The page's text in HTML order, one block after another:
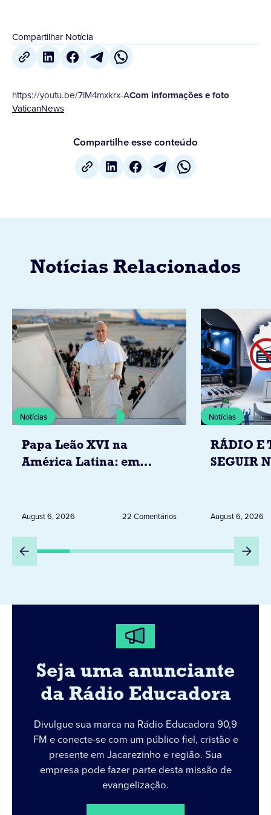
Compartilhar Notícia
https://youtu.be/7lM4mxkrx-ACom informações e foto
VaticanNews
Compartilhe esse conteúdo
Notícias Relacionados
Notícias
Papa Leão XVI na
América Latina: em
Peru
August 6, 2026 22 Comentários
Notícias
RÁDIO E
SEGUIR
DESTA
August 6, 2026
Seja uma anunciante
da Rádio Educadora
Divulgue sua marca na Rádio Educadora 90,9
FM e conecte-se com um público fiel, cristão e
presente em Jacarezinho e região. Sua
empresa pode fazer parte desta missão de
evangelização.